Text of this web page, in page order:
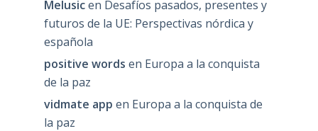
Melusicen Desafíos pasados, presentes y
futuros de la UE: Perspectivas nórdica y
española
positive words en Europa a la conquista
de la paz
vidmate app en Europa a la conquista de
la paz